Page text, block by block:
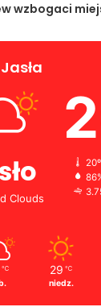
wzbogaci
Clouds
℃ 29 ℃
niedz.